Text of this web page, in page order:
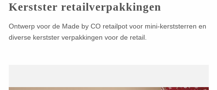
Kerstster retailverpakkingen
Ontwerp voor de Made by CO retailpot voor mini-kerststerren en
diverse kerstster verpakkingen voor de retail.